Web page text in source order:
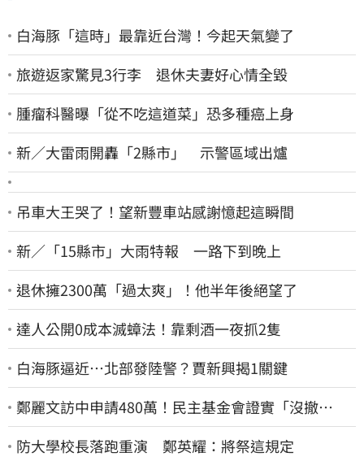
白海豚「這時」最靠近台灣！今起天氣變了
旅遊返家驚見3行李 退休夫妻好心情全毀
腫瘤科醫曝「從不吃這道菜」恐多種癌上身
新／大雷雨開轟「2縣市」 示警區域出爐
吊車大王哭了！望新豐車站感謝憶起這瞬間
新／「15縣市」大雨特報 一路下到晚上
退休擁2300萬「過太爽」！他半年後絕望了
達人公開0成本滅蟑法！靠剩酒一夜抓2隻
白海豚逼近…北部發陸警？賈新興揭1關鍵
鄭麗文訪中申請480萬！民主基金會證實「沒撤
案」 預算被砍960萬
防大學校長落跑重演 鄭英耀：將祭這規定